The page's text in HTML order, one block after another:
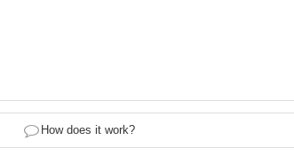
How does it work?